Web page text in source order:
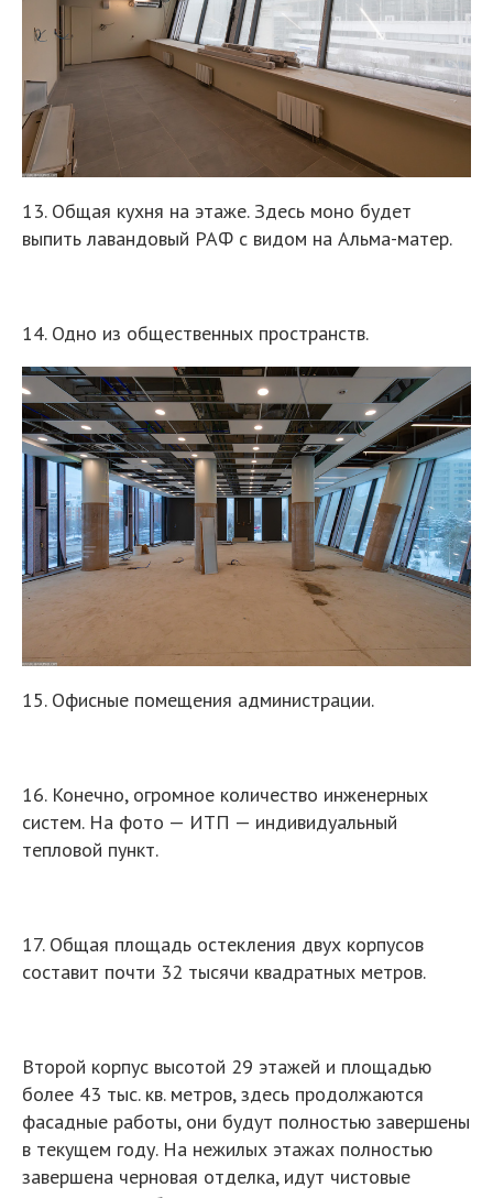
13. Общая кухня на этаже. Здесь моно будет
выпить лавандовый РАФ с видом на Альма-матер.
14. Одно из общественных пространств.
15. Офисные помещения администрации.
16. Конечно, огромное количество инженерных
систем. На фото — ИТП — индивидуальный
тепловой пункт.
17. Общая площадь остекления двух корпусов
составит почти 32 тысячи квадратных метров.
Второй корпус высотой 29 этажей и площадью
более 43 тыс. кв. метров, здесь продолжаются
фасадные работы, они будут полностью завершены
в текущем году. На нежилых этажах полностью
завершена черновая отделка, идут чистовые